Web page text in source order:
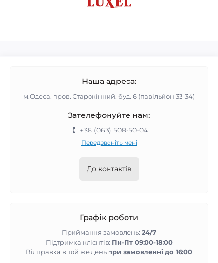
Наша адреса:
м.Одеса, пров. Старокінний, буд. 6 (павільйон 33-34)
Зателефонуйте нам:
+38 (063) 508-50-04
Передзвоніть мені
До контактів
Графік роботи
Приймання замовлень: 24/7
Підтримка клієнтів: Пн-Пт 09:00-18:00
Відправка в той же день при замовленні до 16:00